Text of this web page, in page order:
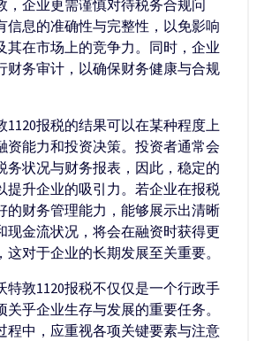
，企业更需谨慎对待税务合规问
信息的准确性与完整性，以免影响
其在市场上的竞争力。同时，企业
财务审计，以确保财务健康与合规
1120报税的结果可以在某种程度上
资能力和投资决策。投资者通常会
务状况与财务报表，因此，稳定的
提升企业的吸引力。若企业在报税
的财务管理能力，能够展示出清晰
现金流状况，将会在融资时获得更
这对于企业的长期发展至关重要。
特敦1120报税不仅仅是一个行政手
关乎企业生存与发展的重要任务。
程中，应重视各项关键要素与注意